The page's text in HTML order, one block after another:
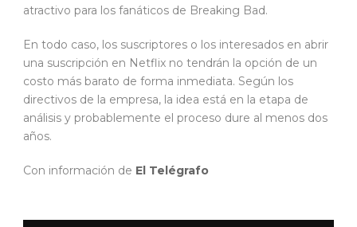
atractivo para los fanáticos de Breaking Bad.
En todo caso, los suscriptores o los interesados en abrir
una suscripción en Netflix no tendrán la opción de un
costo más barato de forma inmediata. Según los
directivos de la empresa, la idea está en la etapa de
análisis y probablemente el proceso dure al menos dos
años.
Con información de El Telégrafo